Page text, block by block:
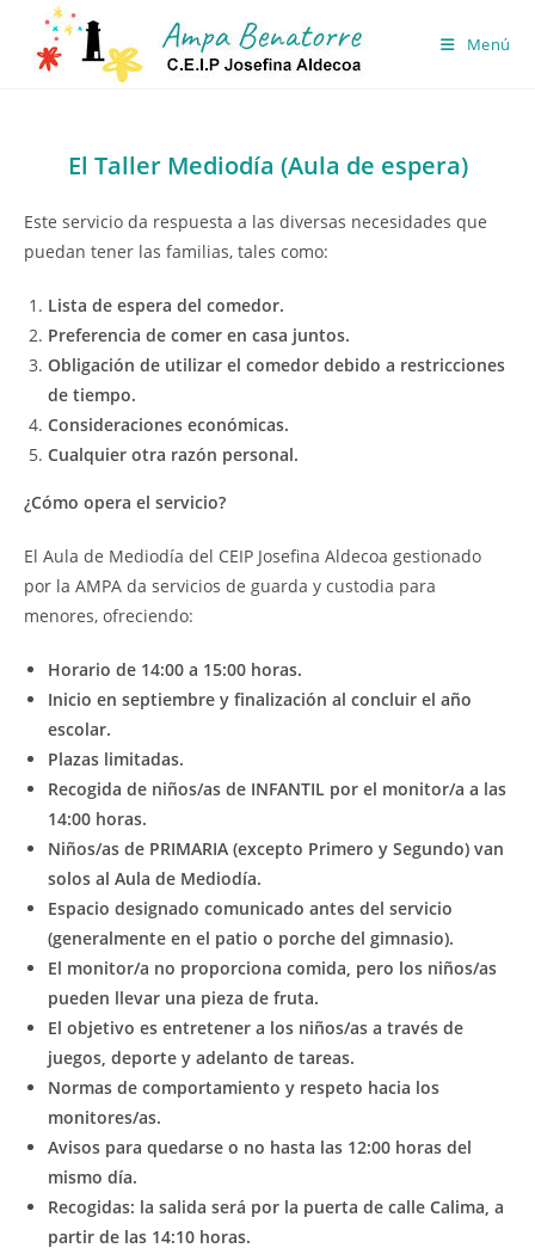
contenido
Menú
El Taller Mediodía (Aula de espera)
Este servicio da respuesta a las diversas necesidades que
puedan tener las familias, tales como:
Lista de espera del comedor.
Preferencia de comer en casa juntos.
Obligación de utilizar el comedor debido a restricciones
de tiempo.
Consideraciones económicas.
Cualquier otra razón personal.
¿Cómo opera el servicio?
El Aula de Mediodía del CEIP Josefina Aldecoa gestionado
por la AMPA da servicios de guarda y custodia para
menores, ofreciendo:
Horario de 14:00 a 15:00 horas.
Inicio en septiembre y finalización al concluir el año
escolar.
Plazas limitadas.
Recogida de niños/as de INFANTIL por el monitor/a a las
14:00 horas.
Niños/as de PRIMARIA (excepto Primero y Segundo) van
solos al Aula de Mediodía.
Espacio designado comunicado antes del servicio
(generalmente en el patio o porche del gimnasio).
El monitor/a no proporciona comida, pero los niños/as
pueden llevar una pieza de fruta.
El objetivo es entretener a los niños/as a través de
juegos, deporte y adelanto de tareas.
Normas de comportamiento y respeto hacia los
monitores/as.
Avisos para quedarse o no hasta las 12:00 horas del
mismo día.
Recogidas: la salida será por la puerta de calle Calima, a
partir de las 14:10 horas.